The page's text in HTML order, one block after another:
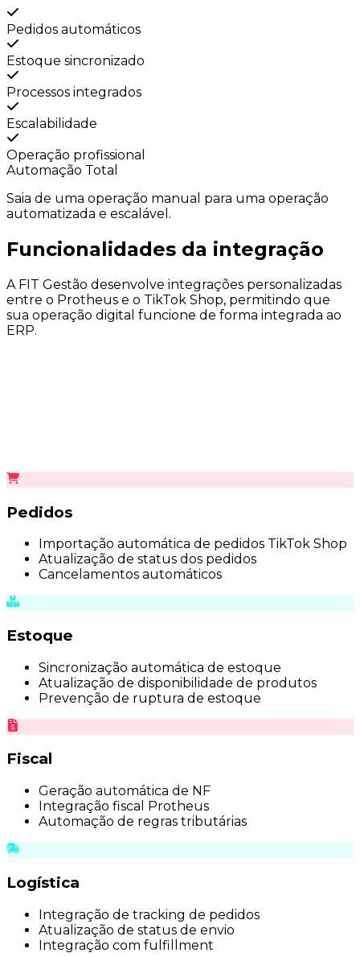
Pedidos automáticos
Estoque sincronizado
Processos integrados
Escalabilidade
Operação profissional
Automação Total
Saia de uma operação manual para uma operação
automatizada e escalável.
Funcionalidades da integração
A FIT Gestão desenvolve integrações personalizadas
entre o Protheus e o TikTok Shop, permitindo que
sua operação digital funcione de forma integrada ao
ERP.
Pedidos
Importação automática de pedidos TikTok Shop
Atualização de status dos pedidos
Cancelamentos automáticos
Estoque
Sincronização automática de estoque
Atualização de disponibilidade de produtos
Prevenção de ruptura de estoque
Fiscal
Geração automática de NF
Integração fiscal Protheus
Automação de regras tributárias
Logística
Integração de tracking de pedidos
Atualização de status de envio
Integração com fulfillment